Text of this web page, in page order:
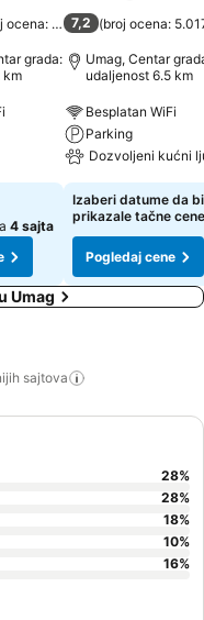
ocena: 4.281)
grada:
km
4 sajta
7,2 (broj ocena:
Umag, Centar
udaljenost 6.5 km
Besplatan WiFi
Parking
Dozvoljeni kućni
Izaberi datume da
prikazale tačne cene
Pogledaj cene
Umag
sajtova
28%
28%
18%
10%
16%